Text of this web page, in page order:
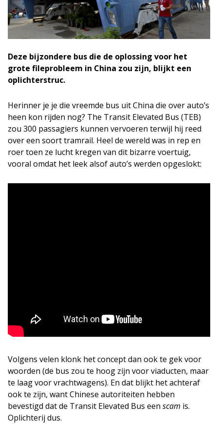
Deze bijzondere bus die de oplossing voor het
grote fileprobleem in China zou zijn, blijkt een
oplichterstruc.
Herinner je je die vreemde bus uit China die over auto’s
heen kon rijden nog? The Transit Elevated Bus (TEB)
zou 300 passagiers kunnen vervoeren terwijl hij reed
over een soort tramrail. Heel de wereld was in rep en
roer toen ze lucht kregen van dit bizarre voertuig,
vooral omdat het leek alsof auto’s werden opgeslokt:
Volgens velen klonk het concept dan ook te gek voor
woorden (de bus zou te hoog zijn voor viaducten, maar
te laag voor vrachtwagens). En dat blijkt het achteraf
ook te zijn, want Chinese autoriteiten hebben
bevestigd dat de Transit Elevated Bus een scam is.
Oplichterij dus.